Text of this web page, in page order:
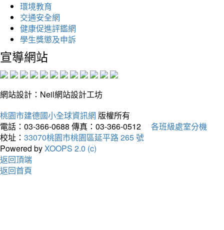
環境教育
交通安全網
健康促進評鑑網
學生獎懲及申訴
宣導網站
網站設計：Neil網站設計工坊
桃園市建德國小全球資訊網 版權所有
電話：03-366-0688 傳真：03-366-0512
各班級處室分機
校址： 33070桃園市桃園區延平路 265 號
Powered byXOOPS 2.0 (c)
返回頂端
返回首頁